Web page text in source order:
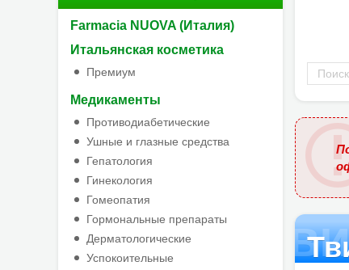
Farmacia NUOVA (Италия)
Итальянская косметика
Премиум
Медикаменты
Противодиабетические
Ушные и глазные средства
Гепатология
Гинекология
Гомеопатия
Гормональные препараты
Дерматологические
Успокоительные
Поиск
по